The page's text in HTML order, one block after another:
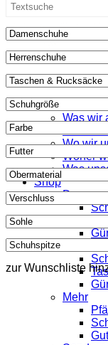
Werner 1911
Was wir
Wo wir
Woher
Was
Shop
Damen
Mehr
zur Wunschliste